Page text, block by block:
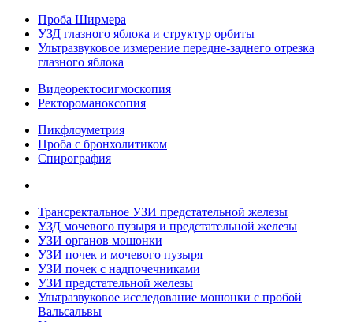
Проба Ширмера
УЗД глазного яблока и структур орбиты
Ультразвуковое измерение передне-заднего отрезка
глазного яблока
Видеоректосигмоскопия
Ректороманоксопия
Пикфлоуметрия
Проба с бронхолитиком
Спирография
Трансректальное УЗИ предстательной железы
УЗД мочевого пузыря и предстательной железы
УЗИ органов мошонки
УЗИ почек и мочевого пузыря
УЗИ почек с надпочечниками
УЗИ предстательной железы
Ультразвуковое исследование мошонки с пробой
Вальсальвы